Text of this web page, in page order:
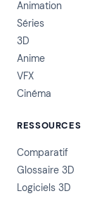
Animation
Séries
3D
Anime
VFX
Cinéma
RESSOURCES
Comparatif
Glossaire 3D
Logiciels 3D